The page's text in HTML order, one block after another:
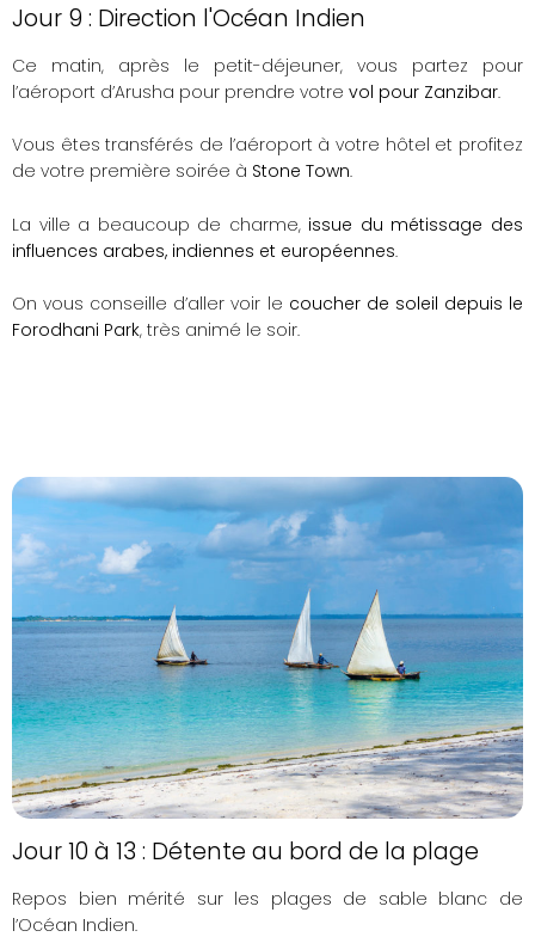
Jour 9 : Direction l'Océan Indien
Ce matin, après le petit-déjeuner, vous partez pour
l’aéroport d’Arusha pour prendre votre vol pour Zanzibar.
Vous êtes transférés de l’aéroport à votre hôtel et profitez
de votre première soirée à Stone Town.
La ville a beaucoup de charme, issue du métissage des
influences arabes, indiennes et européennes.
On vous conseille d’aller voir le coucher de soleil depuis le
Forodhani Park, très animé le soir.
Jour 10 à 13 : Détente au bord de la plage
Repos bien mérité sur les plages de sable blanc de
l’Océan Indien.